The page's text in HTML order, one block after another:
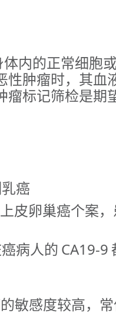
内的正常细胞
肿瘤时，其血
瘤标记筛检是期
癌
皮卵巢癌个案
病人的 CA19-9
敏感度较高，